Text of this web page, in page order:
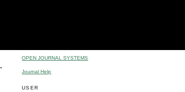
OPEN JOURNAL SYSTEMS
Journal Help
USER